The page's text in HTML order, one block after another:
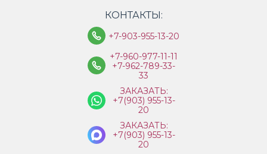
КОНТАКТЫ:
+7-903-955-13-20
+7-960-977-11-11
+7-962-789-33-
33
ЗАКАЗАТЬ:
+7(903) 955-13-
20
ЗАКАЗАТЬ:
+7(903) 955-13-
20